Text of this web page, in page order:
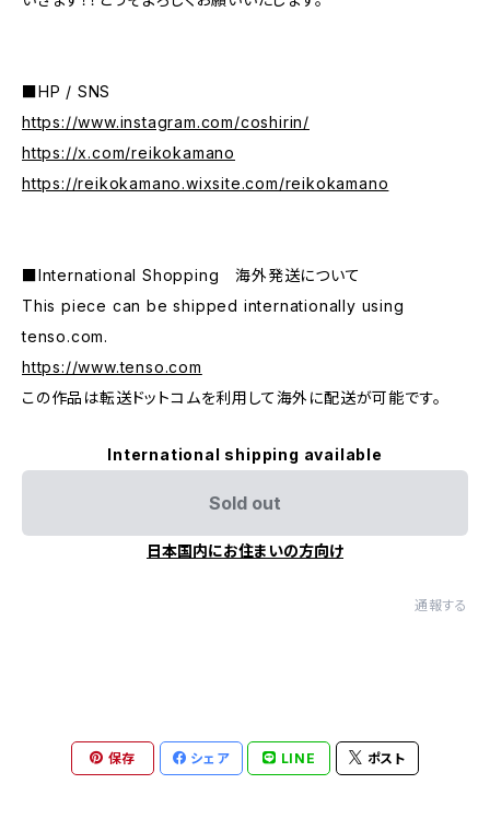
■HP / SNS
https://www.instagram.com/coshirin/
https://x.com/reikokamano
https://reikokamano.wixsite.com/reikokamano
■International Shopping 海外発送について
This piece can be shipped internationally using
tenso.com.
https://www.tenso.com
この作品は転送ドットコムを利用して海外に配送が可能です。
International shipping available
Sold out
日本国内にお住まいの方向け
通報する
保存 シェア LINE ポスト